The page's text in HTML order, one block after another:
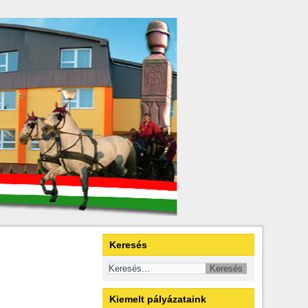
Keresés
Kiemelt pályázataink